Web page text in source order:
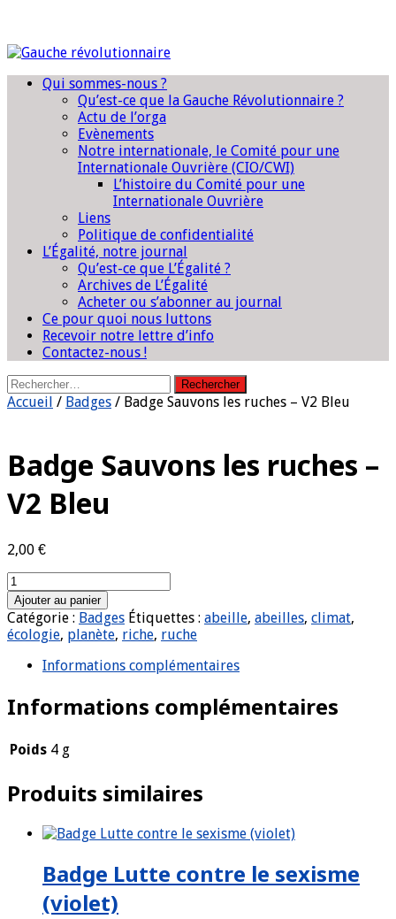
Qui sommes-nous ?
Qu’est-ce que la Gauche Révolutionnaire ?
Actu de l’orga
Evènements
Notre internationale, le Comité pour une
Internationale Ouvrière (CIO/CWI)
L’histoire du Comité pour une
Internationale Ouvrière
Liens
Politique de confidentialité
L’Égalité, notre journal
Qu’est-ce que L’Égalité ?
Archives de L’Égalité
Acheter ou s’abonner au journal
Ce pour quoi nous luttons
Recevoir notre lettre d’info
Contactez-nous !
Rechercher :
Accueil / Badges / Badge Sauvons les ruches – V2 Bleu
Badge Sauvons les ruches –
V2 Bleu
2,00 €
quantité
de
Badge
Sauvons
les
ruches
V2
Bleu
Ajouter au panier
Catégorie : Badges Étiquettes : abeille, abeilles, climat,
écologie, planète, riche, ruche
Informations complémentaires
Informations complémentaires
Poids 4 g
Produits similaires
Badge Lutte contre le sexisme
(violet)